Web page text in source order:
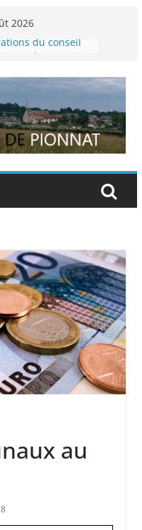
2026
du conseil
Lyme
pour les jeunes
du conseil
du 5/12/2024
au